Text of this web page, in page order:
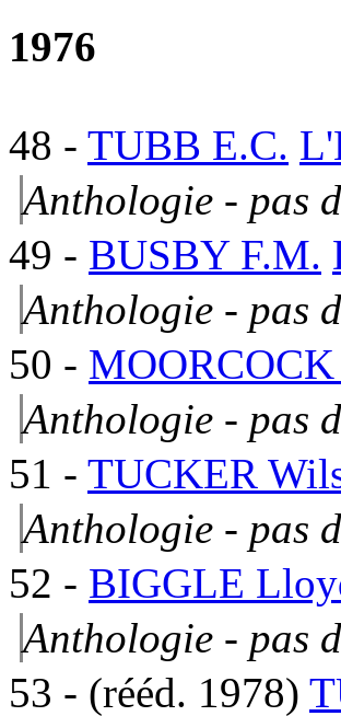
1976
48 - TUBB E.C.
Anthologie - pas
49 - BUSBY F.M.
Anthologie - pas
50 -
Anthologie - pas
51 - TUCKER
Anthologie - pas
52 - BIGGLE
Anthologie - pas
53 - (rééd. 1978)